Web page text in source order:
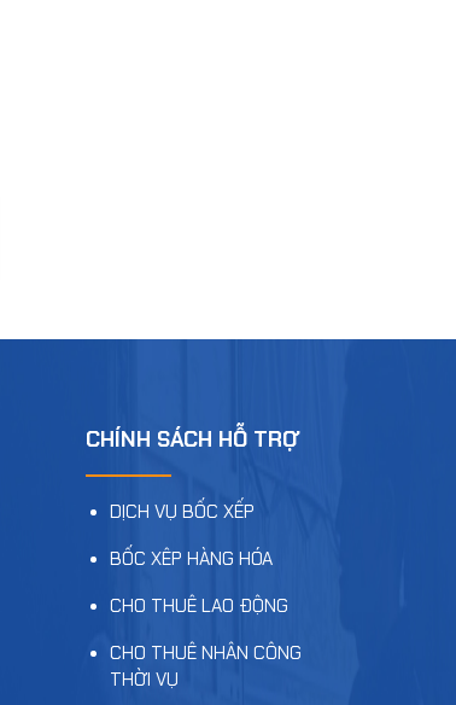
CHÍNH SÁCH HỖ TRỢ
DỊCH VỤ BỐC XẾP
BỐC XÊP HÀNG HÓA
CHO THUÊ LAO ĐỘNG
CHO THUÊ NHÂN CÔNG
THỜI VỤ